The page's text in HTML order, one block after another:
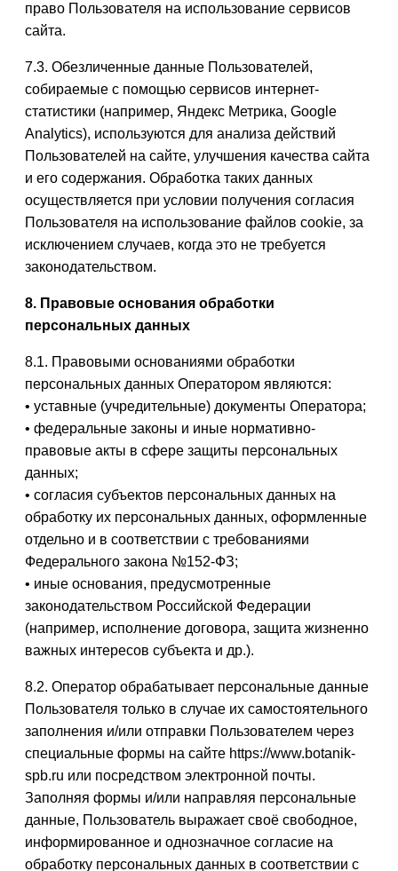
право Пользователя на использование сервисов
сайта.
7.3. Обезличенные данные Пользователей,
собираемые с помощью сервисов интернет-
статистики (например, Яндекс Метрика, Google
Analytics), используются для анализа действий
Пользователей на сайте, улучшения качества сайта
и его содержания. Обработка таких данных
осуществляется при условии получения согласия
Пользователя на использование файлов cookie, за
исключением случаев, когда это не требуется
законодательством.
8. Правовые основания обработки
персональных данных
8.1. Правовыми основаниями обработки
персональных данных Оператором являются:
• уставные (учредительные) документы Оператора;
• федеральные законы и иные нормативно-
правовые акты в сфере защиты персональных
данных;
• согласия субъектов персональных данных на
обработку их персональных данных, оформленные
отдельно и в соответствии с требованиями
Федерального закона №152-ФЗ;
• иные основания, предусмотренные
законодательством Российской Федерации
(например, исполнение договора, защита жизненно
важных интересов субъекта и др.).
8.2. Оператор обрабатывает персональные данные
Пользователя только в случае их самостоятельного
заполнения и/или отправки Пользователем через
специальные формы на сайте https://www.botanik-
spb.ru или посредством электронной почты.
Заполняя формы и/или направляя персональные
данные, Пользователь выражает своё свободное,
информированное и однозначное согласие на
обработку персональных данных в соответствии с